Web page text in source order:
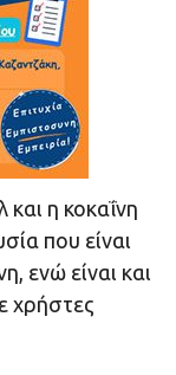
η κοκαΐνη
που είναι
ενώ είναι και
χρήστες